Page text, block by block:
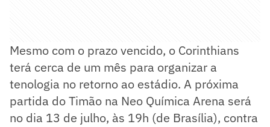
Mesmo com o prazo vencido, o Corinthians
terá cerca de um mês para organizar a
tenologia no retorno ao estádio. A próxima
partida do Timão na Neo Química Arena será
no dia 13 de julho, às 19h (de Brasília), contra